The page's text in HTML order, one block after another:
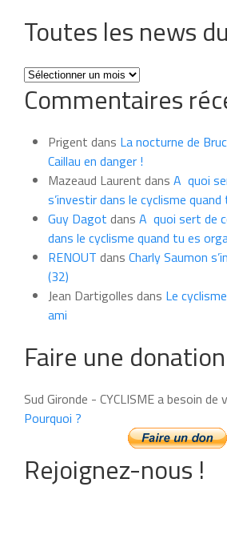
Toutes les news
Toutes
les
news
mois
Commentaires
Prigent dans La nocturne de
Caillau en danger !
Mazeaud Laurent dans A quoi
s’investir dans le cyclisme
Guy Dagot dans A quoi sert de
dans le cyclisme quand tu es
RENOUT dans Charly Saumon
(32)
Jean Dartigolles dans Le
ami
Faire une donation
Sud Gironde - CYCLISME a besoin
Pourquoi ?
Rejoignez-nous !